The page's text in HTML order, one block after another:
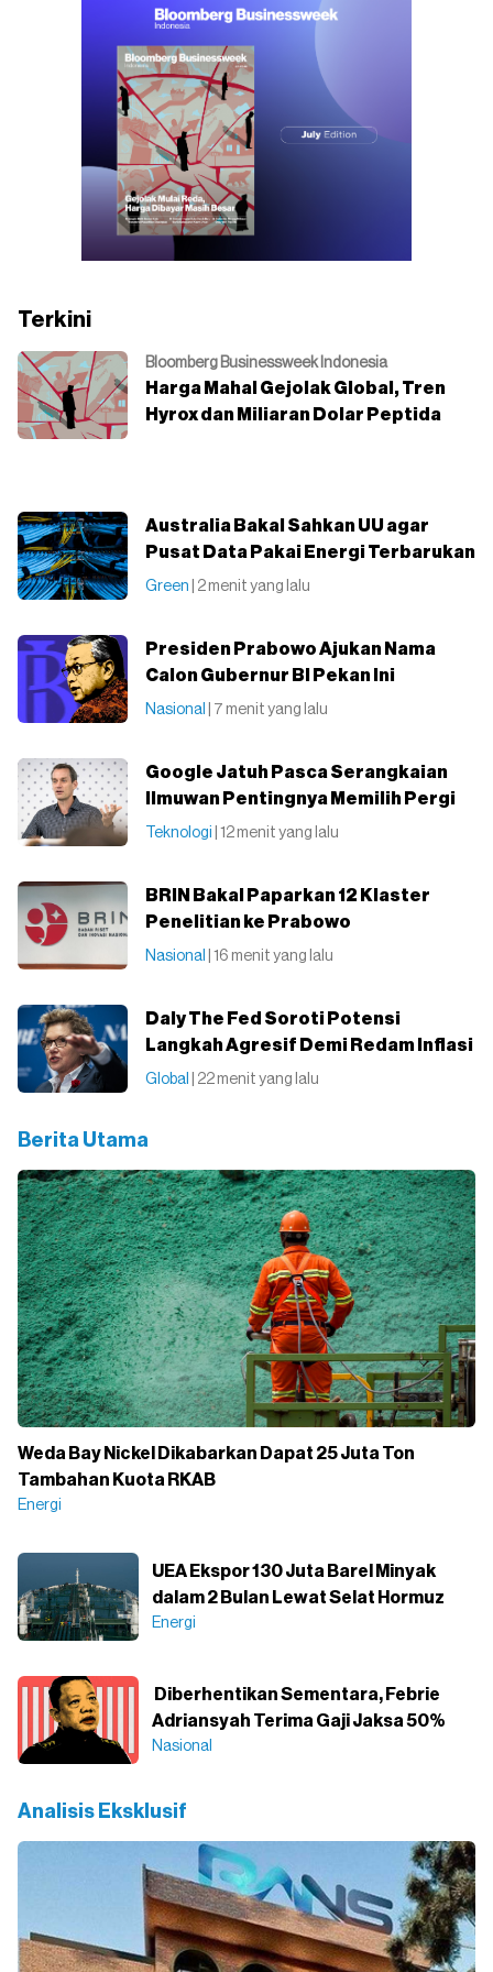
Terkini
Bloomberg Businessweek Indonesia
Harga Mahal Gejolak Global, Tren
Hyrox dan Miliaran Dolar Peptida
Australia Bakal Sahkan UU agar
Pusat Data Pakai Energi Terbarukan
Green | 2 menit yang lalu
Presiden Prabowo Ajukan Nama
Calon Gubernur BI Pekan Ini
Nasional | 7 menit yang lalu
Google Jatuh Pasca Serangkaian
Ilmuwan Pentingnya Memilih Pergi
Teknologi | 12 menit yang lalu
BRIN Bakal Paparkan 12 Klaster
Penelitian ke Prabowo
Nasional | 16 menit yang lalu
Daly The Fed Soroti Potensi
Langkah Agresif Demi Redam Inflasi
Global | 22 menit yang lalu
Berita Utama
Weda Bay Nickel Dikabarkan Dapat 25 Juta Ton
Tambahan Kuota RKAB
Energi
UEA Ekspor 130 Juta Barel Minyak
dalam 2 Bulan Lewat Selat Hormuz
Energi
Diberhentikan Sementara, Febrie
Adriansyah Terima Gaji Jaksa 50%
Nasional
Analisis Eksklusif